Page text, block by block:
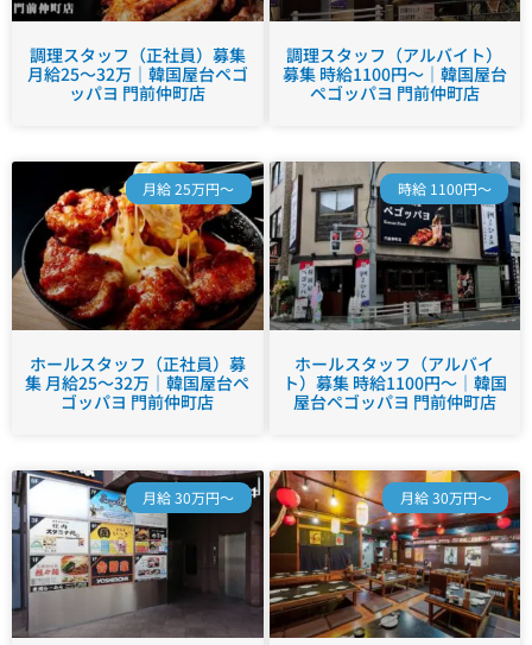
調理スタッフ（正社員）募集
月給25～32万｜韓国屋台ペゴ
ッパヨ 門前仲町店
調理スタッフ（アルバイト）
募集 時給1100円～｜韓国屋台
ペゴッパヨ 門前仲町店
月給 25万円～
ホールスタッフ（正社員）募
集 月給25～32万｜韓国屋台ペ
ゴッパヨ 門前仲町店
時給 1100円～
ホールスタッフ（アルバイ
ト）募集 時給1100円～｜韓国
屋台ペゴッパヨ 門前仲町店
月給 30万円～ 月給 30万円～